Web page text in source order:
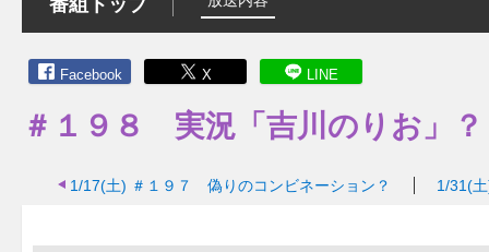
Facebook X LINE
＃１９８ 実況「吉川のりお」？
1/17(土) ＃１９７ 偽りのコンビネーション？ 1/31(